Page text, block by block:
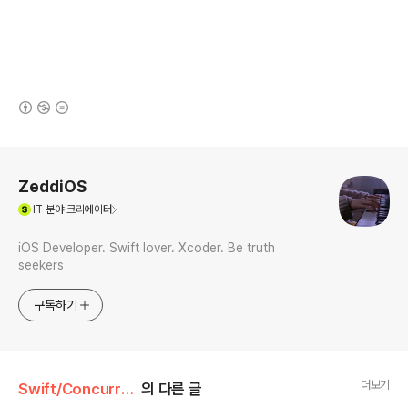
ZeddiOS
IT 분야 크리에이터
iOS Developer. Swift lover. Xcoder. Be truth
seekers
구독하기
Swift/Concurrency 의 다른 글 더보기